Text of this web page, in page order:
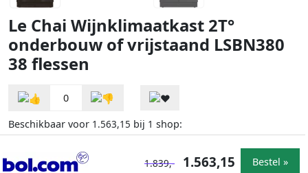
Le Chai Wijnklimaatkast 2T°
onderbouw of vrijstaand LSBN380
38 flessen
0
Beschikbaar voor 1.563,15 bij 1 shop:
1.839,- 1.563,15 Bestel »